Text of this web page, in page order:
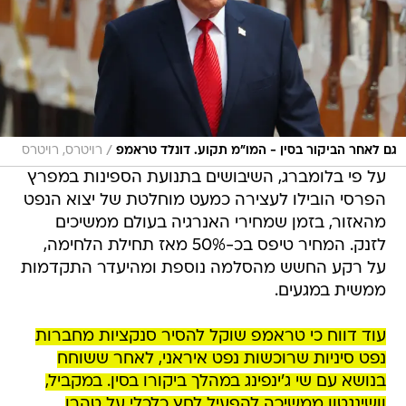
גם לאחר הביקור בסין - המו"מ תקוע. דונלד טראמפ / רויטרס, רויטרס
על פי בלומברג, השיבושים בתנועת הספינות במפרץ
הפרסי הובילו לעצירה כמעט מוחלטת של יצוא הנפט
מהאזור, בזמן שמחירי האנרגיה בעולם ממשיכים
לזנק. המחיר טיפס בכ-50% מאז תחילת הלחימה,
על רקע החשש מהסלמה נוספת ומהיעדר התקדמות
ממשית במגעים.
עוד דווח כי טראמפ שוקל להסיר סנקציות מחברות
נפט סיניות שרוכשות נפט איראני, לאחר ששוחח
בנושא עם שי ג'ינפינג במהלך ביקורו בסין. במקביל,